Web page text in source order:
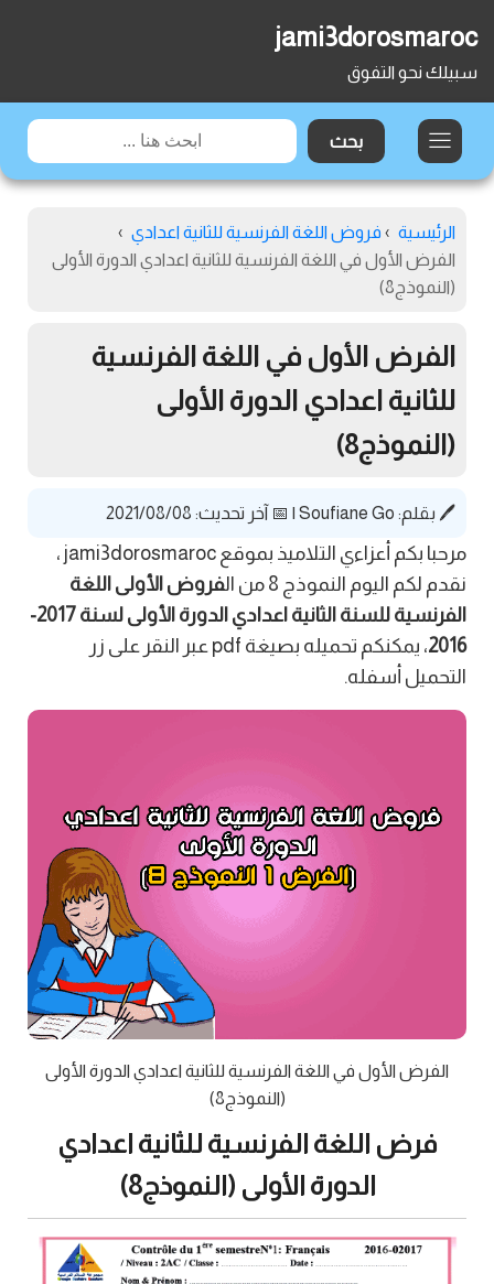
jami3dorosmaroc
سبيلك نحو التفوق
الرئيسية › فروض اللغة الفرنسية للثانية اعدادي ›
الفرض الأول في اللغة الفرنسية للثانية اعدادي الدورة الأولى
(النموذج8)
الفرض الأول في اللغة الفرنسية
للثانية اعدادي الدورة الأولى
(النموذج8)
🖊️ بقلم: Soufiane Go
| 📅 آخر تحديث: 2021/08/08
مرحبا بكم أعزاءي التلاميذ بموقع jami3dorosmaroc ،
نقدم لكم اليوم النموذج 8 من ال
فروض الأولى اللغة
الفرنسية للسنة الثانية اعدادي الدورة الأولى لسنة 2017-
2016
، يمكنكم تحميله بصيغة pdf عبر النقر على زر
التحميل أسفله.
الفرض الأول في اللغة الفرنسية للثانية اعدادي الدورة الأولى
(النموذج8)
فرض اللغة الفرنسية للثانية اعدادي
الدورة الأولى (النموذج8)